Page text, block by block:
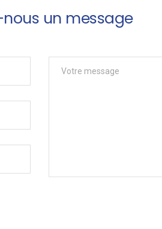
nous un message